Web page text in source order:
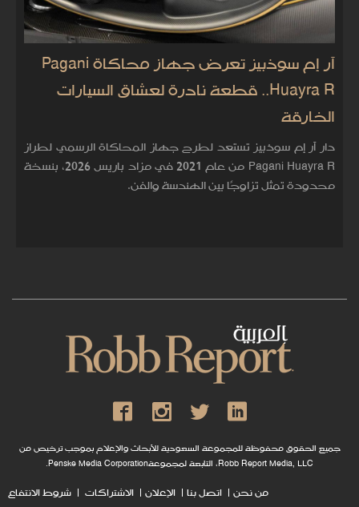
آر إم سوذبيز تعرض جهاز محاكاة Pagani
Huayra R.. قطعة نادرة لعشاق السيارات
الخارقة
دار آر إم سوذبيز تستعد لطرح جهاز المحاكاة الرسمي لطراز
Pagani Huayra R من عام 2021 في مزاد باريس 2026، بنسخة
محدودة تمثل تزاوجًا بين الهندسة والفن.
جميع الحقوق محفوظة للمجموعة السعودية للأبحاث والإعلام بموجب ترخيص من
Robb Report Media, LLC، التابعة لمجموعةPenske Media Corporation.
من نحن اتصل بنا الإعلان الاشتراكات شروط الانتفاع